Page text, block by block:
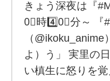
きょう深夜は『
0⃣時4️⃣0⃣分～ 『
（@ikoku_anime
よ）う」 実里の
い槙生に怒りを